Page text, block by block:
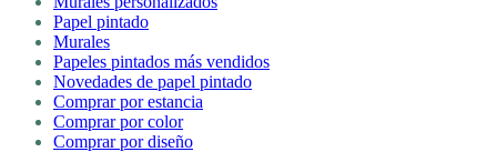
Papel pintado
Murales
Papeles pintados más vendidos
Novedades de papel pintado
Comprar por estancia
Comprar por color
Comprar por diseño